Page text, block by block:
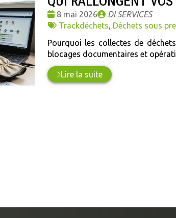
Date
:
8 mai 2026
Publié
par
DI SERVICES
Tags
Trackdéchets, Déchets sous
Pourquoi les collectes de
blocages documentaires et
Lire la suite